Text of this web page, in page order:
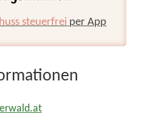
steuerfrei per App